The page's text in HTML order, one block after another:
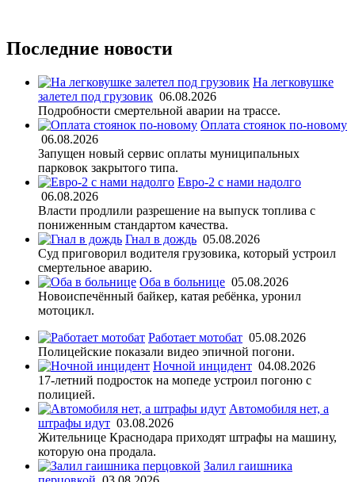
Последние новости
На легковушке
залетел под грузовик 06.08.2026
Подробности смертельной аварии на трассе.
Оплата стоянок по-новому
06.08.2026
Запущен новый сервис оплаты муниципальных
парковок закрытого типа.
Евро-2 с нами надолго
06.08.2026
Власти продлили разрешение на выпуск топлива с
пониженным стандартом качества.
Гнал в дождь 05.08.2026
Суд приговорил водителя грузовика, который устроил
смертельное аварию.
Оба в больнице 05.08.2026
Новоиспечённый байкер, катая ребёнка, уронил
мотоцикл.
Работает мотобат 05.08.2026
Полицейские показали видео эпичной погони.
Ночной инцидент 04.08.2026
17-летний подросток на мопеде устроил погоню с
полицией.
Автомобиля нет, а
штрафы идут 03.08.2026
Жительнице Краснодара приходят штрафы на машину,
которую она продала.
Залил гаишника